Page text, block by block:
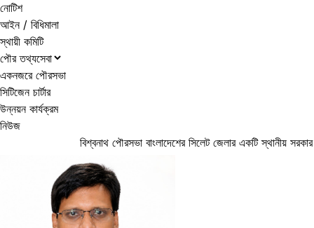
নোটিশ
আইন / বিধিমালা
স্থায়ী কমিটি
পৌর তথ্যসেবা
একনজরে পৌরসভা
সিটিজেন চার্টার
উন্নয়ন কার্যক্রম
নিউজ
বিশ্বনাথ পৌরসভা বাংলাদেশের সিলেট জেলার একটি স্থানীয়